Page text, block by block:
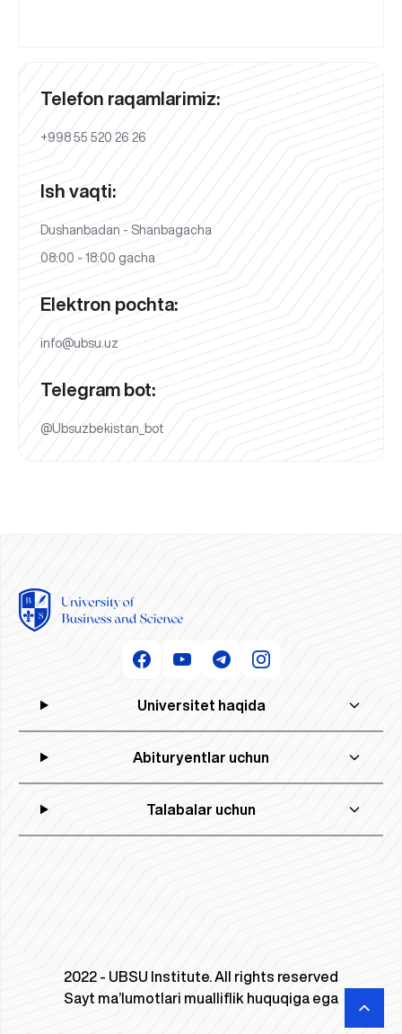
Telefon raqamlarimiz:
+998 55 520 26 26
Ish vaqti:
Dushanbadan - Shanbagacha
08:00 - 18:00 gacha
Elektron pochta:
info@ubsu.uz
Telegram bot:
@Ubsuzbekistan_bot
Universitet haqida
Abituryentlar uchun
Talabalar uchun
2022 - UBSU Institute. All rights reserved
Sayt ma’lumotlari mualliflik huquqiga ega